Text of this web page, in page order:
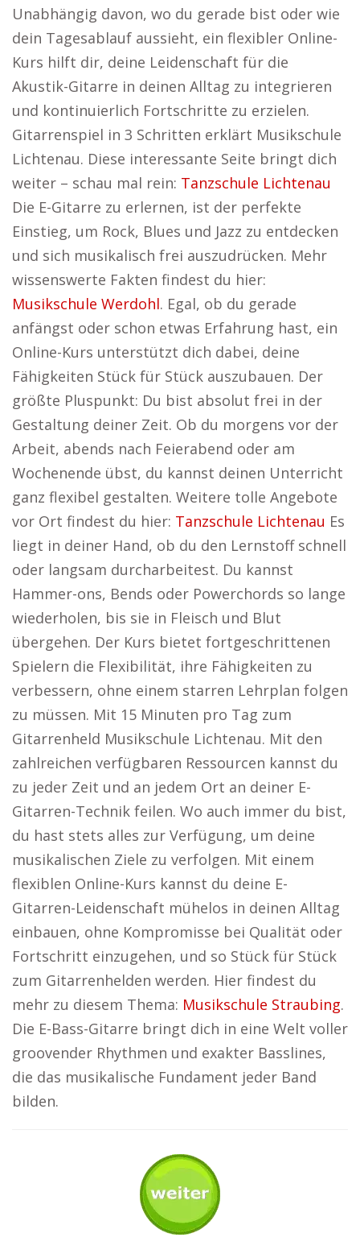
Unabhängig davon, wo du gerade bist oder wie
dein Tagesablauf aussieht, ein flexibler Online-
Kurs hilft dir, deine Leidenschaft für die
Akustik-Gitarre in deinen Alltag zu integrieren
und kontinuierlich Fortschritte zu erzielen.
Gitarrenspiel in 3 Schritten erklärt Musikschule
Lichtenau. Diese interessante Seite bringt dich
weiter – schau mal rein: Tanzschule Lichtenau
Die E-Gitarre zu erlernen, ist der perfekte
Einstieg, um Rock, Blues und Jazz zu entdecken
und sich musikalisch frei auszudrücken. Mehr
wissenswerte Fakten findest du hier:
Musikschule Werdohl. Egal, ob du gerade
anfängst oder schon etwas Erfahrung hast, ein
Online-Kurs unterstützt dich dabei, deine
Fähigkeiten Stück für Stück auszubauen. Der
größte Pluspunkt: Du bist absolut frei in der
Gestaltung deiner Zeit. Ob du morgens vor der
Arbeit, abends nach Feierabend oder am
Wochenende übst, du kannst deinen Unterricht
ganz flexibel gestalten. Weitere tolle Angebote
vor Ort findest du hier: Tanzschule Lichtenau Es
liegt in deiner Hand, ob du den Lernstoff schnell
oder langsam durcharbeitest. Du kannst
Hammer-ons, Bends oder Powerchords so lange
wiederholen, bis sie in Fleisch und Blut
übergehen. Der Kurs bietet fortgeschrittenen
Spielern die Flexibilität, ihre Fähigkeiten zu
verbessern, ohne einem starren Lehrplan folgen
zu müssen. Mit 15 Minuten pro Tag zum
Gitarrenheld Musikschule Lichtenau. Mit den
zahlreichen verfügbaren Ressourcen kannst du
zu jeder Zeit und an jedem Ort an deiner E-
Gitarren-Technik feilen. Wo auch immer du bist,
du hast stets alles zur Verfügung, um deine
musikalischen Ziele zu verfolgen. Mit einem
flexiblen Online-Kurs kannst du deine E-
Gitarren-Leidenschaft mühelos in deinen Alltag
einbauen, ohne Kompromisse bei Qualität oder
Fortschritt einzugehen, und so Stück für Stück
zum Gitarrenhelden werden. Hier findest du
mehr zu diesem Thema: Musikschule Straubing.
Die E-Bass-Gitarre bringt dich in eine Welt voller
groovender Rhythmen und exakter Basslines,
die das musikalische Fundament jeder Band
bilden.